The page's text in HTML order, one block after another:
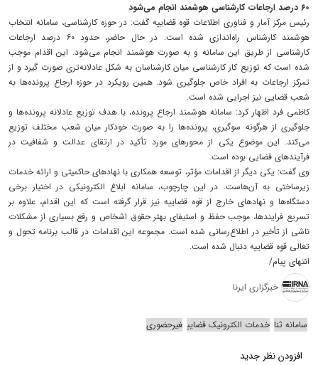
۶۰ درصد ارجاعات کارشناسی هوشمند انجام می‌شود
رئیس مرکز آمار و فناوری اطلاعات قوه قضاییه گفت: در حوزه کارشناسی، سامانه انتخاب
هوشمند کارشناس راه‌اندازی شده است. در حال حاضر، حدود ۶۰ درصد ارجاعات
کارشناسی از طریق این سامانه و به صورت هوشمند انجام می‌شود. این اقدام موجب
شده است که توزیع کار کارشناسی میان کارشناسان به شکل عادلانه‌تری صورت گیرد و از
تمرکز ارجاعات به افراد خاص جلوگیری شود. همین رویکرد در حوزه ارجاع پرونده‌ها به
شعب قضایی نیز اجرایی شده است.
کاظمی فرد اظهار کرد: سامانه هوشمند ارجاع پرونده، با هدف توزیع عادلانه پرونده‌ها و
جلوگیری از هرگونه سوگیری، پرونده‌ها را به صورت خودکار میان شعب مختلف توزیع
می‌کند. این موضوع یکی از محورهای مورد تأکید در ارتقای عدالت و شفافیت در
فرآیندهای قضایی بوده است.
وی گفت: یکی دیگر از اقدامات مؤثر، توسعه همکاری با نهادهای حاکمیتی و ارائه خدمات
زیرساختی به آن‌هاست. در این چارچوب، سامانه ابلاغ الکترونیکی در اختیار برخی
دستگاه‌ها و نهادهای خارج از قوه قضاییه نیز قرار گرفته است که این اقدام، علاوه بر
تسریع فرایندها، موجب حفظ و استیفای بهتر حقوق اشخاص و رفع بسیاری از مشکلات
ناشی از تأخیر در اطلاع‌رسانی شده است. مجموعه این اقدامات در قالب برنامه تحول و
تعالی قوه قضاییه دنبال شده است.
انتهای پیام/
خبرگزاری ایرنا
سامانه ثنا خدمات الکترونیک قضایی غیرحضوری
افزودن نظر جدید